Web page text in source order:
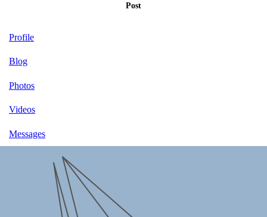
Post
Profile
Blog
Photos
Videos
Messages